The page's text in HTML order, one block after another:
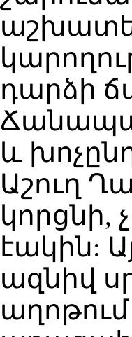
դարձի
և
Աշուղ
կորցնի,
էակին:
ազնիվ
աղոթում